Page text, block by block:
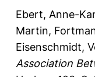
Ebert, Anne-
Martin,
Eisenschmidt,
Association